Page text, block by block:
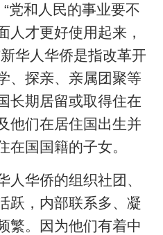
党和人民的事业要不
人才更好使用起来，
华人华侨是指改革开
、探亲、亲属团聚等
长期居留或取得住在
他们在居住国出生并
在国国籍的子女。
人华侨的组织社团、
跃，内部联系多、凝
繁。因为他们有着中